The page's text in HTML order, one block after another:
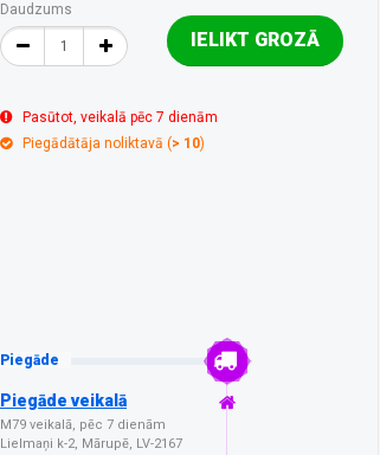
Daudzums
IELIKT GROZĀ
Pasūtot, veikalā pēc 7 dienām
Piegādātāja noliktavā (> 10)
Piegāde
Piegāde veikalā
M79 veikalā, pēc 7 dienām
Lielmaņi k-2, Mārupē, LV-2167